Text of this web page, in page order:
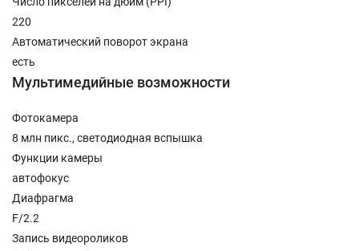
220
Автоматический поворот экрана
есть
Мультимедийные возможности
Фотокамера
8 млн пикс., светодиодная вспышка
Функции камеры
автофокус
Диафрагма
F/2.2
Запись видеороликов